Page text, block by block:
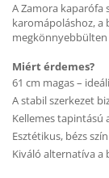
A Zamora kaparófa
karomápoláshoz, a
Miért érdemes?
61 cm magas –
A stabil szerkezet
Kellemes tapintású
Esztétikus, bézs
Kiváló alternatíva a